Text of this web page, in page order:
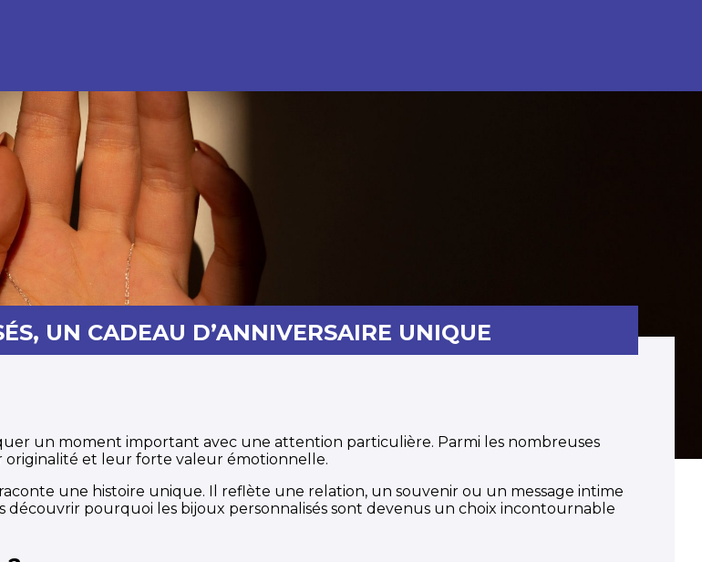
UN CADEAU D’ANNIVERSAIRE UNIQUE
un moment important avec une attention particulière. Parmi les nombreuses
originalité et leur forte valeur émotionnelle.
une histoire unique. Il reflète une relation, un souvenir ou un message intime
découvrir pourquoi les bijoux personnalisés sont devenus un choix incontournable